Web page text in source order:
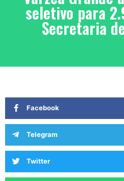
seletivo para
Secretaria
Facebook
Telegram
Twitter